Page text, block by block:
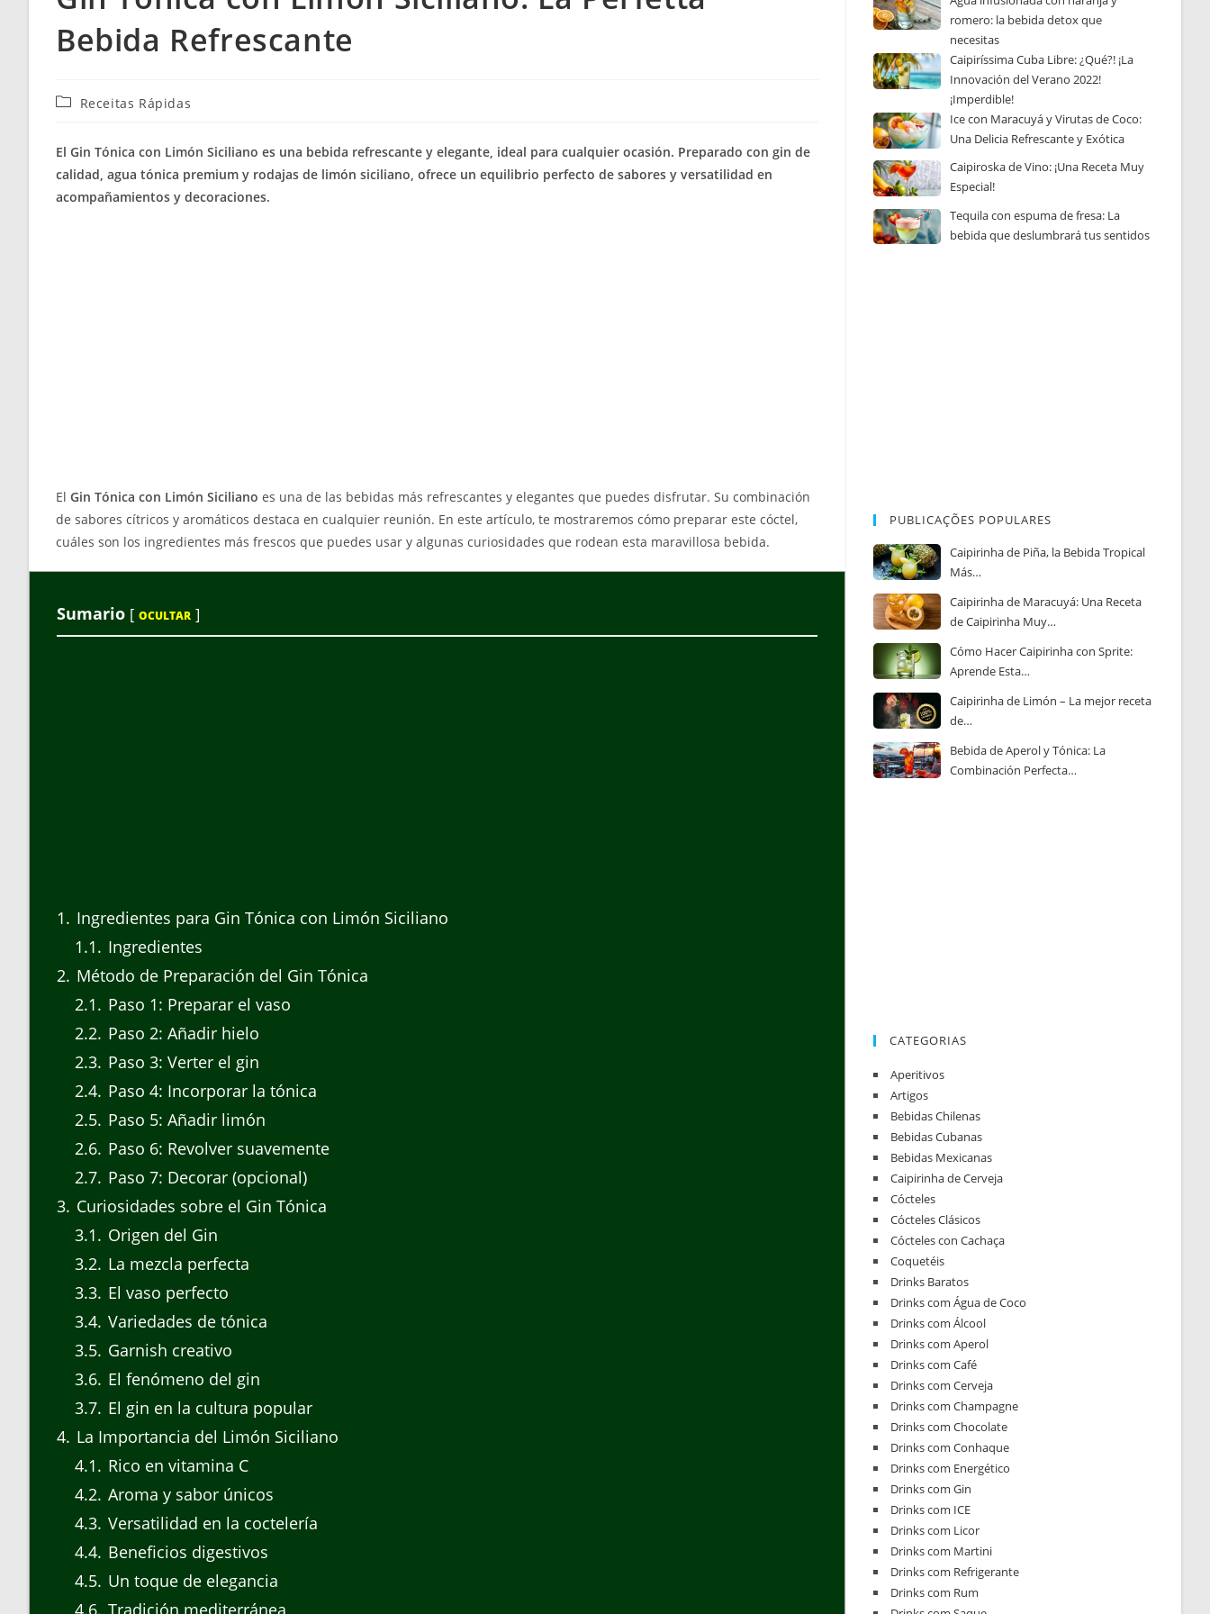
Bebida Refrescante
Categoría
entrada:
Receitas Rápidas
El Gin Tónica con Limón Siciliano es una bebida refrescante y elegante, ideal para cualquier ocasión. Preparado con gin de
calidad, agua tónica premium y rodajas de limón siciliano, ofrece un equilibrio perfecto de sabores y versatilidad en
acompañamientos y decoraciones.
El Gin Tónica con Limón Siciliano es una de las bebidas más refrescantes y elegantes que puedes disfrutar. Su combinación
de sabores cítricos y aromáticos destaca en cualquier reunión. En este artículo, te mostraremos cómo preparar este cóctel,
cuáles son los ingredientes más frescos que puedes usar y algunas curiosidades que rodean esta maravillosa bebida.
Sumario [ OCULTAR ]
1
Ingredientes para Gin Tónica con Limón Siciliano
1.1
Ingredientes
2 Método de Preparación del Gin Tónica
2.1
Paso 1: Preparar el vaso
2.2 Paso 2: Añadir hielo
2.3 Paso 3: Verter el gin
2.4 Paso 4: Incorporar la tónica
2.5 Paso 5: Añadir limón
2.6 Paso 6: Revolver suavemente
2.7 Paso 7: Decorar (opcional)
3 Curiosidades sobre el Gin Tónica
3.1
Origen del Gin
3.2 La mezcla perfecta
3.3 El vaso perfecto
3.4 Variedades de tónica
3.5 Garnish creativo
3.6 El fenómeno del gin
3.7 El gin en la cultura popular
4 La Importancia del Limón Siciliano
4.1
Rico en vitamina C
4.2 Aroma y sabor únicos
4.3 Versatilidad en la coctelería
4.4 Beneficios digestivos
4.5 Un toque de elegancia
4.6 Tradición mediterránea
romero: la bebida detox que
necesitas
Caipiríssima Cuba Libre: ¿Qué?! ¡La
Innovación del Verano 2022!
¡Imperdible!
Ice con Maracuyá y Virutas de Coco:
Una Delicia Refrescante y Exótica
Caipiroska de Vino: ¡Una Receta Muy
Especial!
Tequila con espuma de fresa: La
bebida que deslumbrará tus sentidos
PUBLICAÇÕES POPULARES
Caipirinha de Piña, la Bebida Tropical
Más…
Caipirinha de Maracuyá: Una Receta
de Caipirinha Muy…
Cómo Hacer Caipirinha con Sprite:
Aprende Esta…
Caipirinha de Limón – La mejor receta
de…
Bebida de Aperol y Tónica: La
Combinación Perfecta…
CATEGORIAS
Aperitivos
Artigos
Bebidas Chilenas
Bebidas Cubanas
Bebidas Mexicanas
Caipirinha de Cerveja
Cócteles
Cócteles Clásicos
Cócteles con Cachaça
Coquetéis
Drinks Baratos
Drinks com Água de Coco
Drinks com Álcool
Drinks com Aperol
Drinks com Café
Drinks com Cerveja
Drinks com Champagne
Drinks com Chocolate
Drinks com Conhaque
Drinks com Energético
Drinks com Gin
Drinks com ICE
Drinks com Licor
Drinks com Martini
Drinks com Refrigerante
Drinks com Rum